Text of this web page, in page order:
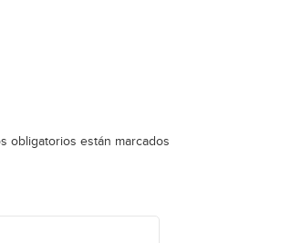
obligatorios están marcados